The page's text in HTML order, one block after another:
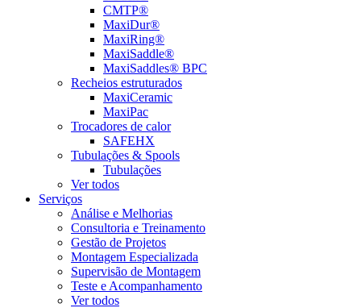
CMTP®
MaxiDur®
MaxiRing®
MaxiSaddle®
MaxiSaddles® BPC
Recheios estruturados
MaxiCeramic
MaxiPac
Trocadores de calor
SAFEHX
Tubulações & Spools
Tubulações
Ver todos
Serviços
Análise e Melhorias
Consultoria e Treinamento
Gestão de Projetos
Montagem Especializada
Supervisão de Montagem
Teste e Acompanhamento
Ver todos